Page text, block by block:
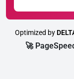
Optimized by
🚀